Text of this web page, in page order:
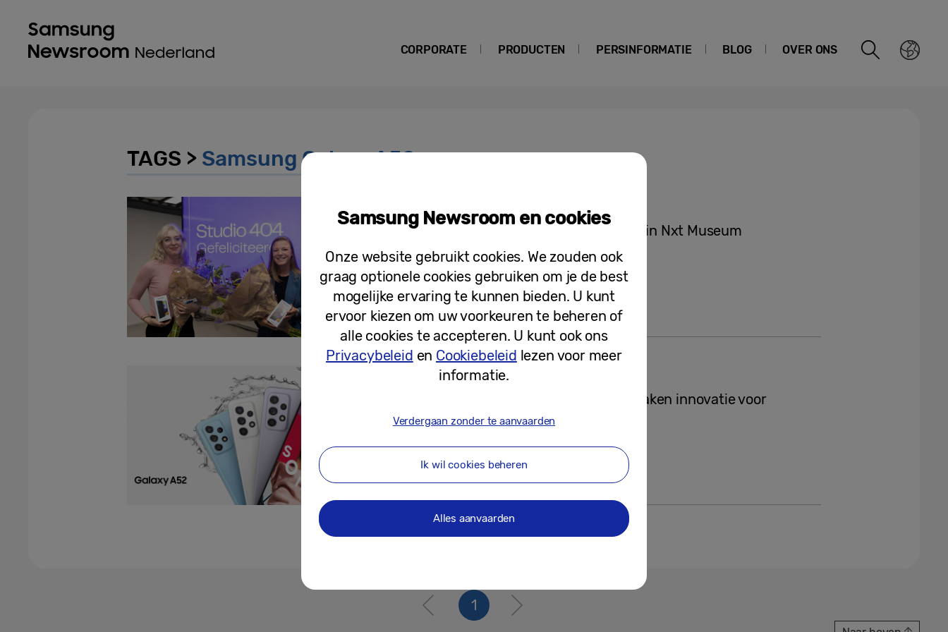
CORPORATE PRODUCTEN PERSINFORMATIE BLOG OVER ONS
TAGS > Samsung Galaxy A52
Creatieve jongeren veroveren expositie in Nxt Museum
Persberichten
Samsung Galaxy A52, A52 5G en A72 maken innovatie voor
iedereen toegankelijk
1
Samsung Newsroom en cookies
Onze website gebruikt cookies. We zouden ook
graag optionele cookies gebruiken om je de best
mogelijke ervaring te kunnen bieden. U kunt
ervoor kiezen om uw voorkeuren te beheren of
alle cookies te accepteren. U kunt ook ons
Privacybeleid en Cookiebeleid lezen voor meer
informatie.
Verdergaan zonder te aanvaarden
Ik wil cookies beheren
Alles aanvaarden